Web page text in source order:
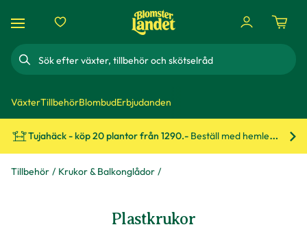
Sök
VäxterTillbehörBlombudErbjudanden
Tujahäck - köp 20 plantor från 1290.- Beställ med hemleverans!
Tillbehör Krukor & Balkonglådor
Plastkrukor